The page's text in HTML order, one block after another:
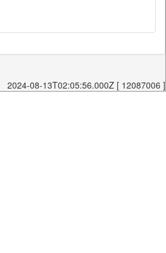
2024-08-13T02:05:56.000Z [ 12087006 ]